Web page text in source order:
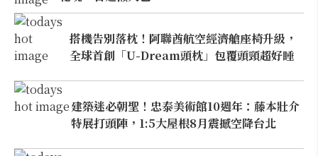
搭機告別落枕！阿聯酋航空經濟艙座椅升級，
全球首創「U-Dream頭枕」包覆頭頸超好睡
建築迷必朝聖！忠泰美術館10週年：藤本壯介
特展打頭陣，1:5大屋根8月震撼空降台北